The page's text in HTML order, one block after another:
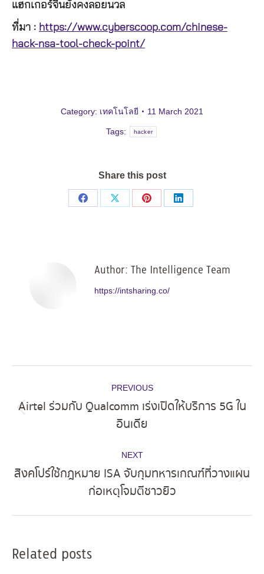
แฮกเกอร์จีนยังคงลอยนวล
ที่มา : https://www.cyberscoop.com/chinese-
hack-nsa-tool-check-point/
Category: เทคโนโลยี 11 March 2021
Tags: hacker
Share this post
Share
Share
Share
Share
Author: The Intelligence Team
https://intsharing.co/
navigation
PREVIOUS
post:
Airtel ร่วมกับ Qualcomm เร่งเปิดให้บริการ 5G ใน
อินเดีย
NEXT
Next
post:
สิงคโปร์ใช้กฎหมาย ISA จับกุมทหารเกณฑ์ที่วางแผน
ก่อเหตุโจมตีชาวยิว
Related posts